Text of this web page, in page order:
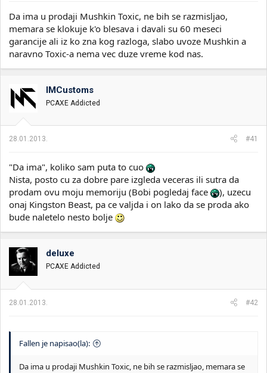
Da ima u prodaji Mushkin Toxic, ne bih se razmisljao,
memara se klokuje k'o blesava i davali su 60 meseci
garancije ali iz ko zna kog razloga, slabo uvoze Mushkin a
naravno Toxic-a nema vec duze vreme kod nas.
IMCustoms
PCAXE Addicted
28.01.2013. #41
"Da ima", koliko sam puta to cuo
Nista, posto cu za dobre pare izgleda veceras ili sutra da
prodam ovu moju memoriju (Bobi pogledaj face
), uzecu
onaj Kingston Beast, pa ce valjda i on lako da se proda ako
bude naletelo nesto bolje
deluxe
PCAXE Addicted
28.01.2013. #42
Fallen je napisao(la):
Da ima u prodaji Mushkin Toxic, ne bih se razmisljao, memara se